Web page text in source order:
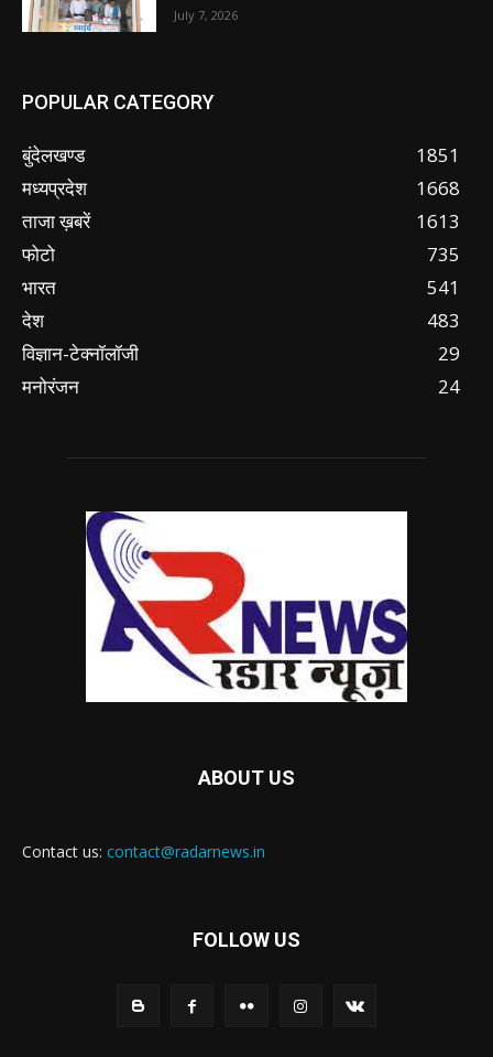
July 7, 2026
POPULAR CATEGORY
बुंदेलखण्ड
1851
मध्यप्रदेश
1668
ताजा ख़बरें
1613
फोटो
735
भारत
541
देश
483
विज्ञान-टेक्नॉलॉजी
29
मनोरंजन
24
ABOUT US
Contact us: contact@radarnews.in
FOLLOW US